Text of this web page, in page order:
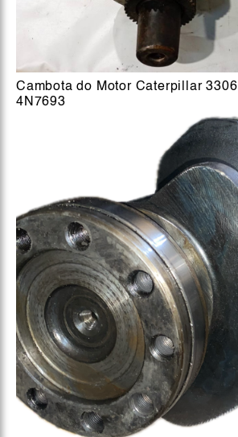
Cambota do Motor Caterpillar 3306
4N7693